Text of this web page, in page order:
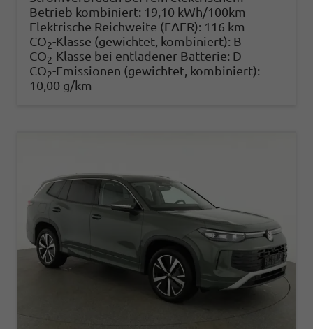
Betrieb kombiniert: 19,10 kWh/100km
Elektrische Reichweite (EAER): 116 km
CO2-Klasse (gewichtet, kombiniert): B
CO2-Klasse bei entladener Batterie: D
CO2-Emissionen (gewichtet, kombiniert):
10,00 g/km